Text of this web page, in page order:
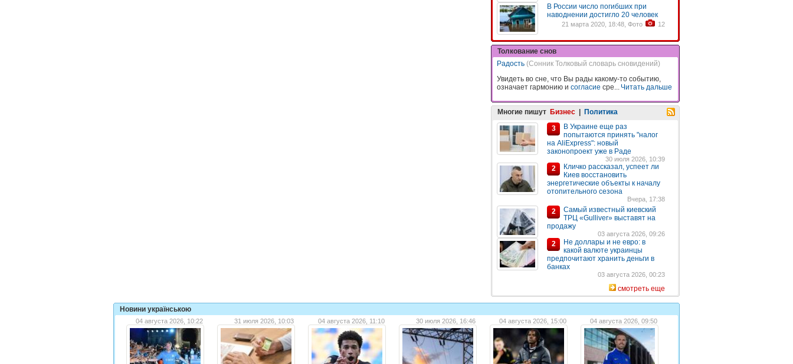
В России число погибших при
наводнении достигло 20 человек
21 марта 2020, 18:48, Фото 12
Толкование снов
Радость (Сонник Толковый словарь сновидений)
Увидеть во сне, что Вы рады какому-то событию,
означает гармонию и согласие сре... Читать дальше
Многие пишут Бизнес | Политика
3
В Украине еще раз
попытаются принять "налог
на AliExpress": новый
законопроект уже в Раде
30 июля 2026, 10:39
2
Кличко рассказал, успеет ли
Киев восстановить
энергетические объекты к началу
отопительного сезона
Вчера, 17:38
2
Самый известный киевский
ТРЦ «Gulliver» выставят на
продажу
03 августа 2026, 09:26
2
Не доллары и не евро: в
какой валюте украинцы
предпочитают хранить деньги в
банках
03 августа 2026, 00:23
смотреть еще
Новини українською
04 августа 2026, 10:22 31 июля 2026, 10:03 04 августа 2026, 11:10 30 июля 2026, 16:46 04 августа 2026, 15:00 04 августа 2026, 09:50